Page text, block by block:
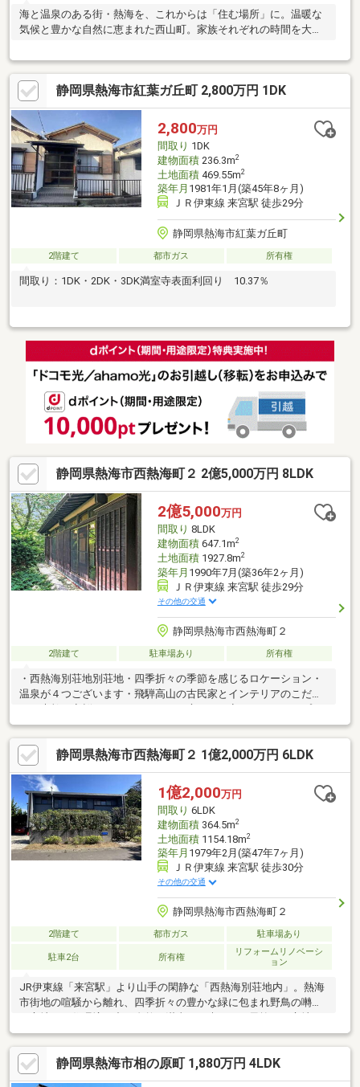
海と温泉のある街・熱海を、これからは「住む場所」に。温暖な
気候と豊かな自然に恵まれた西山町。家族それぞれの時間を大切
静岡県熱海市紅葉ガ丘町 2,800万円 1DK
2,800万円
間取り 1DK
建物面積236.3m2
土地面積469.55m2
築年月 1981年1月(築45年8ヶ月)
ＪＲ伊東線 来宮駅 徒歩29分
静岡県熱海市紅葉ガ丘町
2階建て 都市ガス 所有権
間取り：1DK・2DK・3DK満室寺表面利回り 10.37％
静岡県熱海市西熱海町２ 2億5,000万円 8LDK
2億5,000万円
間取り 8LDK
建物面積647.1m2
土地面積1927.8m2
築年月 1990年7月(築36年2ヶ月)
ＪＲ伊東線 来宮駅 徒歩29分
その他の交通
静岡県熱海市西熱海町２
2階建て 駐車場あり 所有権
・西熱海別荘地別荘地・四季折々の季節を感じるロケーション・
温泉が４つございます・飛騨高山の古民家とインテリアのこだわ
りが素敵・夜桜がとてもキレイなお庭です・夜のライトアップが
素敵な庭園・源泉が出ます！
静岡県熱海市西熱海町２ 1億2,000万円 6LDK
1億2,000万円
間取り 6LDK
建物面積364.5m2
土地面積1154.18m2
築年月 1979年2月(築47年7ヶ月)
ＪＲ伊東線 来宮駅 徒歩30分
その他の交通
静岡県熱海市西熱海町２
2階建て 都市ガス 駐車場あり
駐車2台 所有権
リフォームリノベーシ
ョン
JR伊東線「来宮駅」より山手の閑静な「西熱海別荘地内」。熱海
市街地の喧騒から離れ、四季折々の豊かな緑に包まれ野鳥の囀り
駅周辺には熱海の名所の代表地として、多種多彩な品種の梅が植
樹される「熱海梅園」、有名な大楠の木のあるパワースポット
「来宮神社」、ツツジなどの花木から野草が豊富にありマイナス
イオンを存分に浴びれ、アスレチック＆BBQも楽しめる「姫の沢
静岡県熱海市相の原町 1,880万円 4LDK